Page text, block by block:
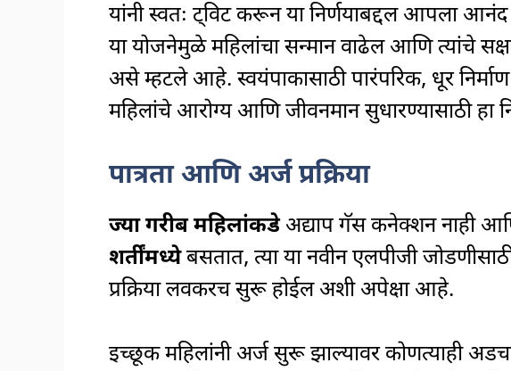
यांनी स्वतः ट्विट करून या निर्णयाबद्दल आपला आनंद
या योजनेमुळे महिलांचा सन्मान वाढेल आणि त्यांचे
असे म्हटले आहे. स्वयंपाकासाठी पारंपरिक, धूर
महिलांचे आरोग्य आणि जीवनमान सुधारण्यासाठी हा
पात्रता आणि अर्ज प्रक्रिया
ज्या गरीब महिलांकडेअद्याप गॅस कनेक्शन नाही
शर्तींमध्येबसतात, त्या या नवीन एलपीजी
प्रक्रिया लवकरच सुरू होईल अशी अपेक्षा आहे.
इच्छूक महिलांनी अर्ज सुरू झाल्यावर कोणत्याही